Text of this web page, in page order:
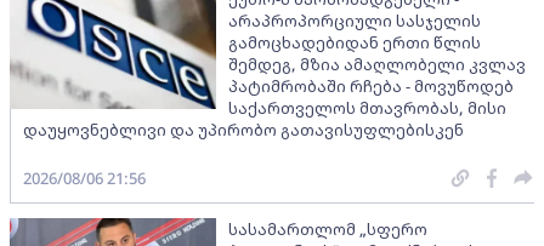
არაპროპორციული სასჯელის
გამოცხადებიდან ერთი წლის
შემდეგ, მზია ამაღლობელი კვლავ
პატიმრობაში რჩება - მოვუწოდებ
საქართველოს მთავრობას, მისი
დაუყოვნებლივი და უპირობო გათავისუფლებისკენ
2026/08/06 21:56
სასამართლომ „სფერო